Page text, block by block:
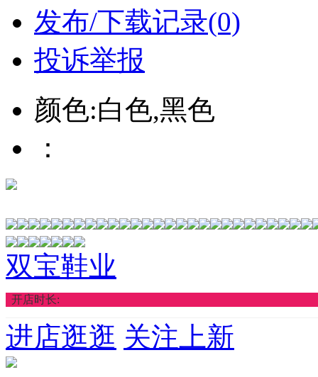
发布/下载记录(0)
投诉举报
颜色:白色,黑色
：
双宝鞋业
开店时长:
进店逛逛 关注上新